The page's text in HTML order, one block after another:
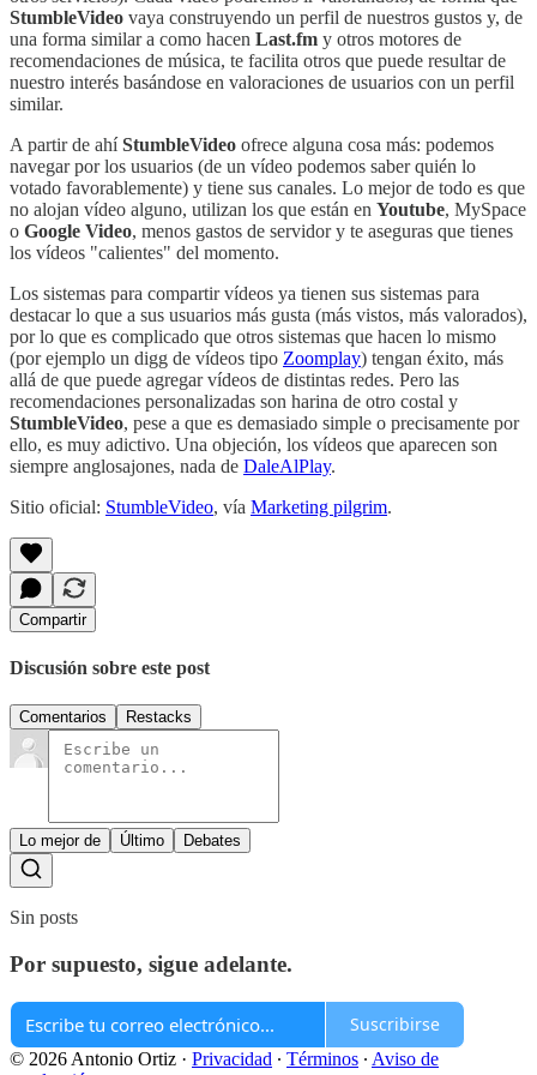
StumbleVideo vaya construyendo un perfil de nuestros gustos y, de
una forma similar a como hacen Last.fm y otros motores de
recomendaciones de música, te facilita otros que puede resultar de
nuestro interés basándose en valoraciones de usuarios con un perfil
similar.
A partir de ahíStumbleVideo ofrece alguna cosa más: podemos
navegar por los usuarios (de un vídeo podemos saber quién lo
votado favorablemente) y tiene sus canales. Lo mejor de todo es que
no alojan vídeo alguno, utilizan los que están en Youtube, MySpace
o Google Video, menos gastos de servidor y te aseguras que tienes
los vídeos "calientes" del momento.
Los sistemas para compartir vídeos ya tienen sus sistemas para
destacar lo que a sus usuarios más gusta (más vistos, más valorados),
por lo que es complicado que otros sistemas que hacen lo mismo
(por ejemplo un digg de vídeos tipo Zoomplay) tengan éxito, más
allá de que puede agregar vídeos de distintas redes. Pero las
recomendaciones personalizadas son harina de otro costal y
StumbleVideo, pese a que es demasiado simple o precisamente por
ello, es muy adictivo. Una objeción, los vídeos que aparecen son
siempre anglosajones, nada de DaleAlPlay.
Sitio oficial: StumbleVideo, vía Marketing pilgrim.
Compartir
Discusión sobre este post
Comentarios Restacks
Lo mejor de Último Debates
Sin posts
Por supuesto, sigue adelante.
Suscribirse
© 2026 Antonio Ortiz · Privacidad ∙ Términos ∙ Aviso de